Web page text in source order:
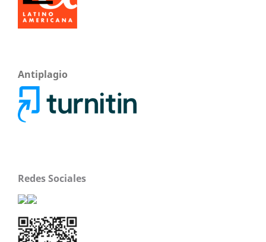
Antiplagio
Redes Sociales